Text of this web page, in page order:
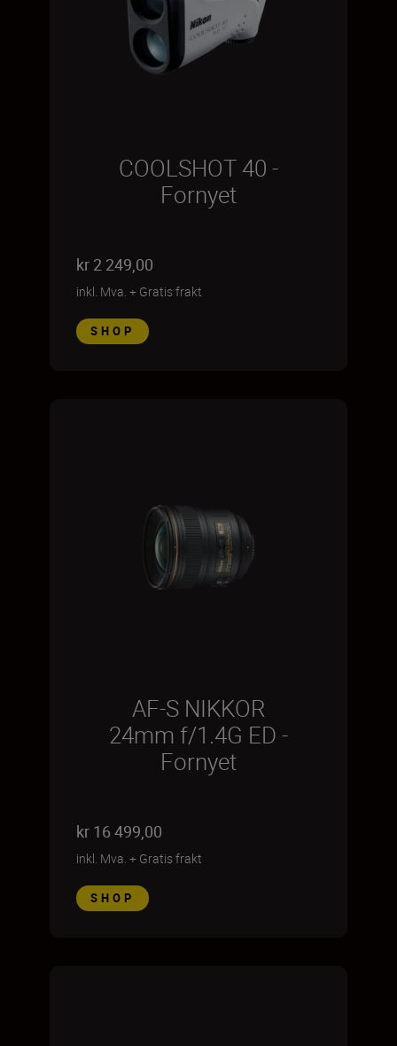
COOLSHOT 40 -
Fornyet
kr 2 249,00
inkl. Mva. + Gratis frakt
SHOP
AF-S NIKKOR
24mm f/1.4G ED -
Fornyet
kr 16 499,00
inkl. Mva. + Gratis frakt
SHOP